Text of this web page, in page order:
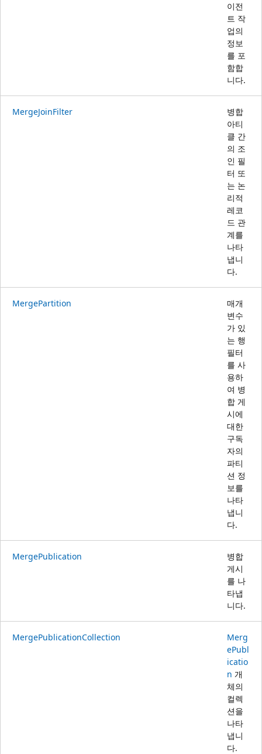
이전
트 작
업의
정보
를 포
함합
니다.
MergeJoinFilter
병합
아티
클 간
의 조
인 필
터 또
는 논
리적
레코
드 관
계를
나타
냅니
다.
MergePartition
매개
변수
가 있
는 행
필터
를 사
용하
여 병
합 게
시에
대한
구독
자의
파티
션 정
보를
나타
냅니
다.
MergePublication
병합
게시
를 나
타냅
니다.
MergePublicationCollection
Merg
ePubl
icatio
n 개
체의
컬렉
션을
나타
냅니
다.